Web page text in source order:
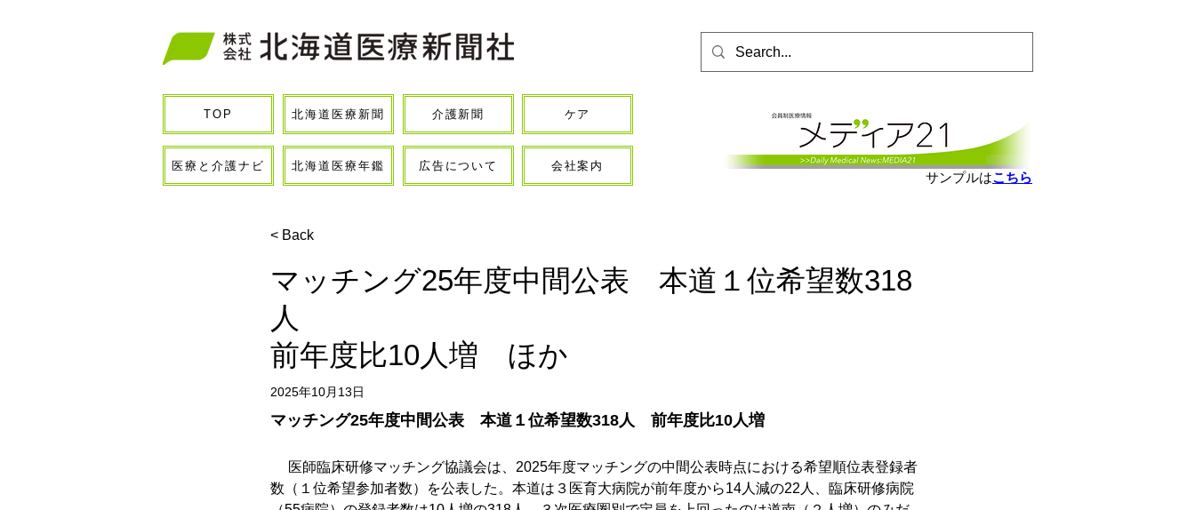
TOP 北海道医療新聞 介護新聞 ケア
医療と介護ナビ 北海道医療年鑑 広告について 会社案内
サンプルはこちら
< Back
マッチング25年度中間公表 本道１位希望数318
人
前年度比10人増 ほか
2025年10月13日
マッチング25年度中間公表　本道１位希望数318人　前年度比10人増
医師臨床研修マッチング協議会は、2025年度マッチングの中間公表時点における希望順位表登録者
数（１位希望参加者数）を公表した。本道は３医育大病院が前年度から14人減の22人、臨床研修病院